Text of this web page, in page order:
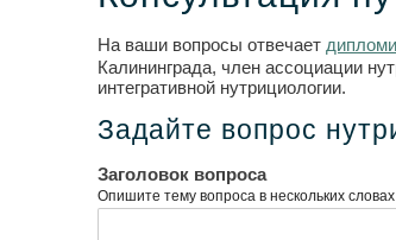
На ваши вопросы отвечает
Калининграда, член ассоциации
интегративной нутрициологии.
Задайте вопрос
Заголовок вопроса
Опишите тему вопроса в нескольких словах